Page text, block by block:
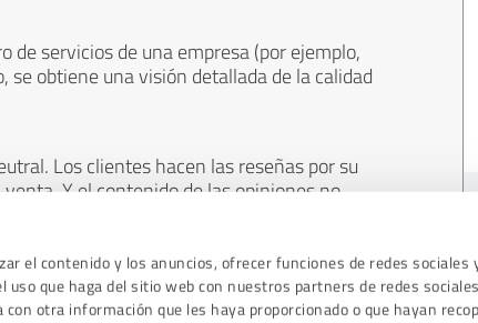
el contenido y los anuncios, ofrecer funciones de redes sociales
que haga del sitio web con nuestros partners de redes
otra información que les haya proporcionado o que hayan
de servicios de una empresa (por ejemplo,
obtiene una visión detallada de la calidad
Los clientes hacen las reseñas por su
Y el contenido de las opiniones no